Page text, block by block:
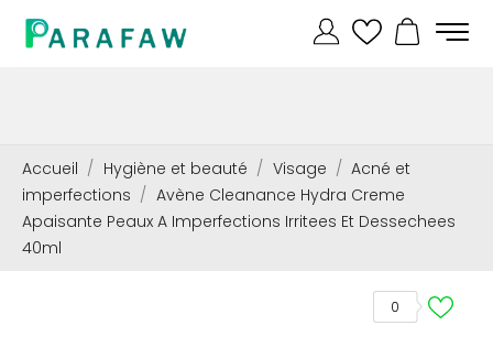
Accueil Hygiène et beauté Visage
Acné et
imperfections
Avène Cleanance Hydra Creme
Apaisante Peaux A Imperfections Irritees Et Dessechees
40ml
0